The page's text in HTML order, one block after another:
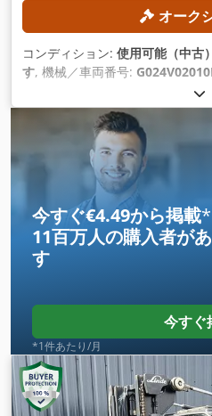
オーク
コンディション: 使用可能（中古）
す, 機械／車両番号:
7,000 kg（キ
フリーリフト:1,845 mm, 燃料
, 建設高:3,500 mm
今すぐ€4.49から掲載*
11百万人の購入者が
す
今すぐ
*1件あたり/月